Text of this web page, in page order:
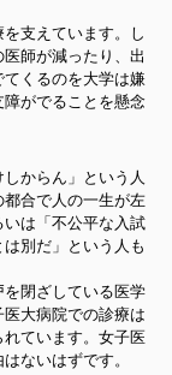
支えています。し
師が減ったり、出
くるのを大学は嫌
がでることを懸念
からん」という人
合で人の一生が左
は「不公平な入試
別だ」という人も
閉ざしている医学
大病院での診療は
ています。女子医
ないはずです。